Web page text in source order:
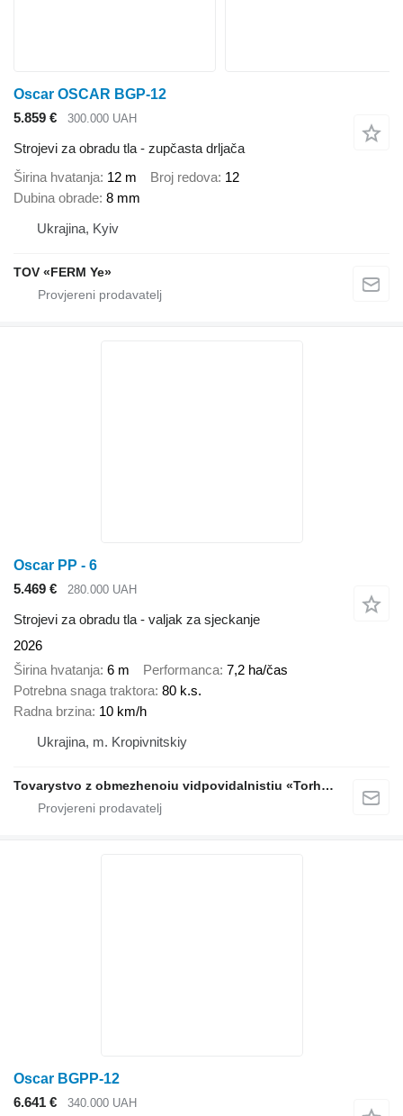
Oscar OSCAR BGP-12
5.859 €
300.000 UAH
Strojevi za obradu tla - zupčasta drljača
Širina hvatanja 12 m Broj redova 12
Dubina obrade 8 mm
Ukrajina, Kyiv
TOV «FERM Ye»
Oscar PP - 6
5.469 €
280.000 UAH
Strojevi za obradu tla - valjak za sjeckanje
2026
Širina hvatanja 6 m Performanca 7,2 ha/čas
Potrebna snaga traktora 80 k.s.
Radna brzina 10 km/h
Ukrajina, m. Kropivnitskiy
Tovarystvo z obmezhenoiu vidpovidalnistiu «Torhovyi Dim Ahro Partnery»
Oscar BGPP-12
6.641 €
340.000 UAH